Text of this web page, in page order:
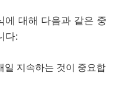
에 대해 다음과 같은 중
다:
일 지속하는 것이 중요합